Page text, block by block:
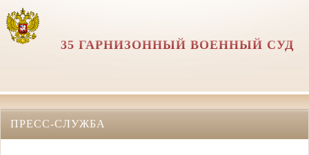
35 ГАРНИЗОННЫЙ ВОЕННЫЙ СУД
ПРЕСС-СЛУЖБА